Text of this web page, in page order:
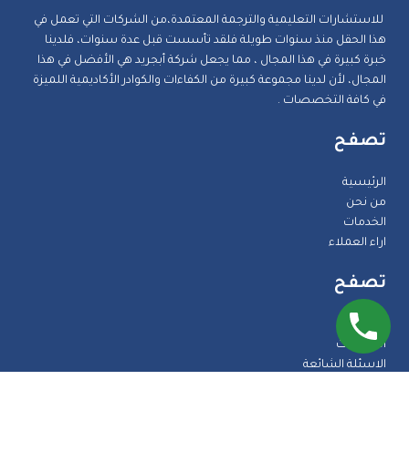
للاستشارات التعليمية والترجمة المعتمدة،من الشركات التي تعمل في
هذا الحقل منذ سنوات طويلة فلقد تأسست قبل عدة سنوات، فلدينا
خبرة كبيرة في هذا المجال ، مما يجعل شركة أبجريد هي الأفضل في هذا
المجال، لأن لدينا مجموعة كبيرة من الكفاءات والكوادر الأكاديمية اللميزة
في كافة التخصصات .
تصفح
الرئيسية
من نحن
الخدمات
اراء العملاء
تصفح
المدونة
الضمانات
الاسئلة الشائعة